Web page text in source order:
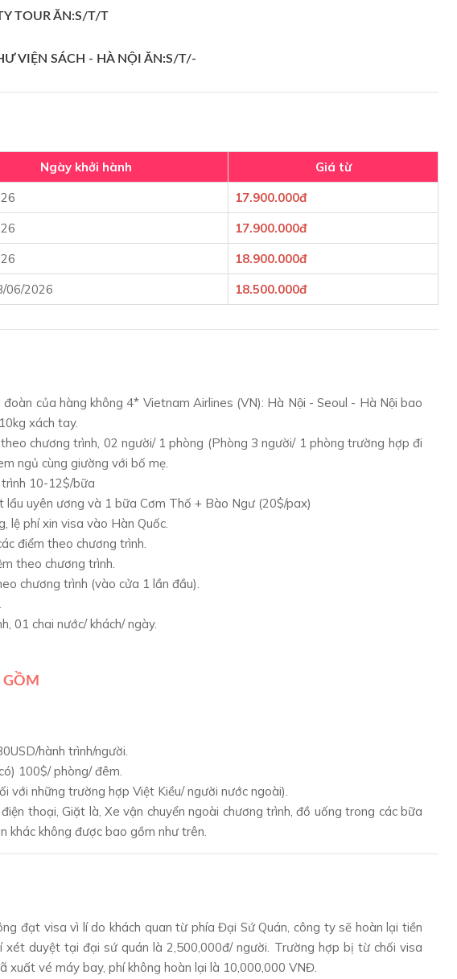
TOUR ĂN:S/T/T
VIỆN SÁCH - HÀ NỘI ĂN:S/T/-
Ngày khởi hành
Giá từ
17.900.000đ
17.900.000đ
18.900.000đ
06/2026 18.500.000đ
của hàng không 4* Vietnam Airlines (VN): Hà Nội - Seoul - Hà Nội bao
xách tay.
chương trình, 02 người/ 1 phòng (Phòng 3 người/ 1 phòng trường hợp đi
ngủ cùng giường với bố mẹ.
10-12$/bữa
uyên ương và 1 bữa Cơm Thố + Bào Ngư (20$/pax)
lệ phí xin visa vào Hàn Quốc.
điểm theo chương trình.
theo chương trình.
chương trình (vào cửa 1 lần đầu).
01 chai nước/ khách/ ngày.
GỒM
hành trình/người.
100$/ phòng/ đêm.
với những trường hợp Việt Kiều/ người nước ngoài).
thoại, Giặt là, Xe vận chuyển ngoài chương trình, đồ uống trong các bữa
khác không được bao gồm như trên.
đạt visa vì lí do khách quan từ phía Đại Sứ Quán, công ty sẽ hoàn lại tiền
xét duyệt tại đại sứ quán là 2,500,000đ/ người. Trường hợp bị từ chối visa
xuất vé máy bay, phí không hoàn lại là 10,000,000 VNĐ.